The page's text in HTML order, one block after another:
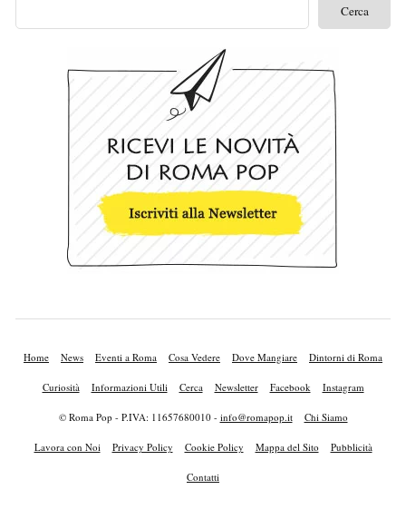
Home News Eventi a Roma Cosa Vedere Dove Mangiare Dintorni di Roma
Curiosità Informazioni Utili Cerca Newsletter Facebook Instagram
© Roma Pop - P.IVA: 11657680010 - info@romapop.it Chi Siamo
Lavora con Noi Privacy Policy Cookie Policy Mappa del Sito Pubblicità
Contatti